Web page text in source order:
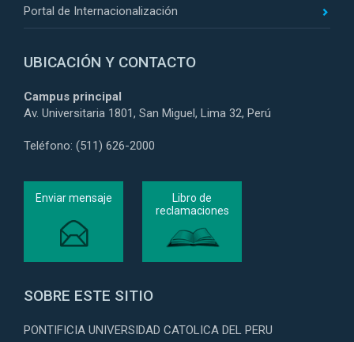
Portal de Internacionalización
UBICACIÓN Y CONTACTO
Campus principal
Av. Universitaria 1801, San Miguel, Lima 32, Perú
Teléfono: (511) 626-2000
Enviar mensaje
Libro de
reclamaciones
SOBRE ESTE SITIO
PONTIFICIA UNIVERSIDAD CATOLICA DEL PERU